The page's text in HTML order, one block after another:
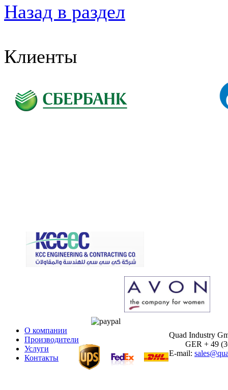
Назад в раздел
Клиенты
О компании
Производители
Услуги
Контакты
Quad Industry
GER + 49
E-mail: